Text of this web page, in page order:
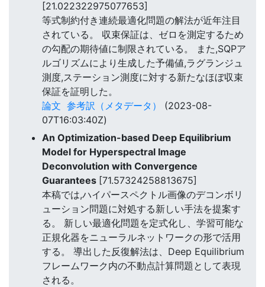
[21.022322975077653]
等式制約付き連続最適化問題の解法が近年注目
されている。 収束保証は、ゼロを測定するため
の勾配の期待値に制限されている。 また,SQPア
ルゴリズムにより生成した予備値,ラグランジュ
測度,ステーション測度に対する新たなほぼ収束
保証を証明した。
論文 参考訳（メタデータ）
(2023-08-
07T16:03:40Z)
An Optimization-based Deep Equilibrium
Model for Hyperspectral Image
Deconvolution with Convergence
Guarantees [71.57324258813675]
本稿では,ハイパースペクトル画像のデコンボリ
ューション問題に対処する新しい手法を提案す
る。 新しい最適化問題を定式化し、学習可能な
正規化器をニューラルネットワークの形で活用
する。 導出した反復解法は、Deep Equilibrium
フレームワーク内の不動点計算問題として表現
される。